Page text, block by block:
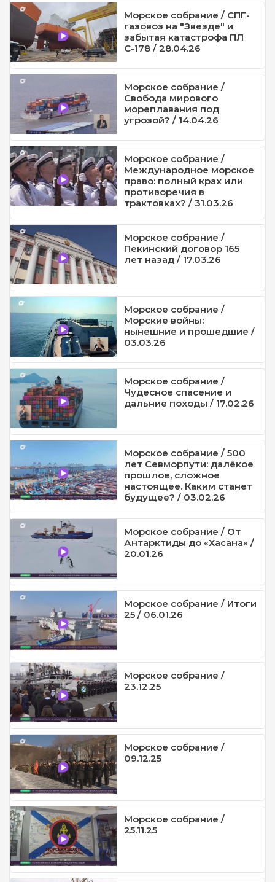
Морское собрание / СПГ-
газовоз на "Звезде" и
забытая катастрофа ПЛ
С-178 / 28.04.26
Морское собрание /
Свобода мирового
мореплавания под
угрозой? / 14.04.26
Морское собрание /
Международное морское
право: полный крах или
противоречия в
трактовках? / 31.03.26
Морское собрание /
Пекинский договор 165
лет назад / 17.03.26
Морское собрание /
Морские войны:
нынешние и прошедшие /
03.03.26
Морское собрание /
Чудесное спасение и
дальние походы / 17.02.26
Морское собрание / 500
лет Севморпути: далёкое
прошлое, сложное
настоящее. Каким станет
будущее? / 03.02.26
Морское собрание / От
Антарктиды до «Хасана» /
20.01.26
Морское собрание / Итоги
25 / 06.01.26
Морское собрание /
23.12.25
Морское собрание /
09.12.25
Морское собрание /
25.11.25